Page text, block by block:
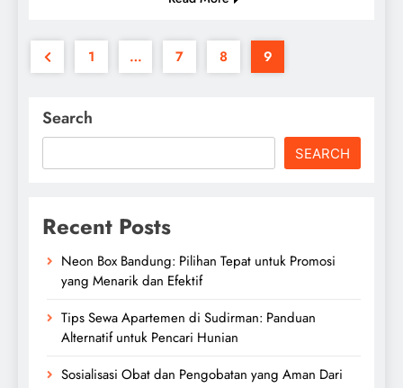
1 … 7 8 9
Search
SEARCH
Recent Posts
Neon Box Bandung: Pilihan Tepat untuk Promosi
yang Menarik dan Efektif
Tips Sewa Apartemen di Sudirman: Panduan
Alternatif untuk Pencari Hunian
Sosialisasi Obat dan Pengobatan yang Aman Dari